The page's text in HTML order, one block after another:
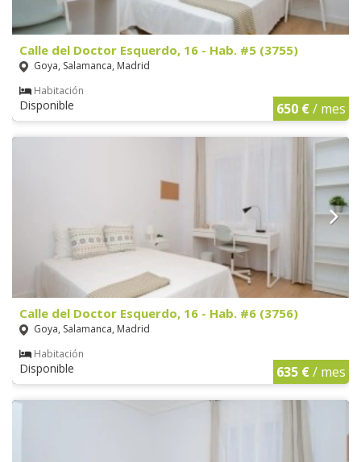
Calle del Doctor Esquerdo, 16 - Hab. #5 (3755)
Goya, Salamanca, Madrid
Habitación
Disponible 650 €/ mes
Calle del Doctor Esquerdo, 16 - Hab. #6 (3756)
Goya, Salamanca, Madrid
Habitación
Disponible 635 €/ mes